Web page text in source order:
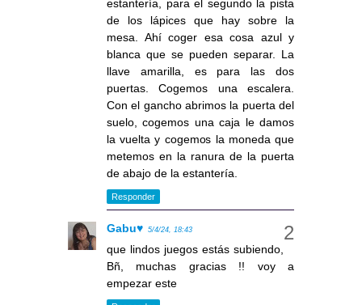
estantería, para el segundo la pista
de los lápices que hay sobre la
mesa. Ahí coger esa cosa azul y
blanca que se pueden separar. La
llave amarilla, es para las dos
puertas. Cogemos una escalera.
Con el gancho abrimos la puerta del
suelo, cogemos una caja le damos
la vuelta y cogemos la moneda que
metemos en la ranura de la puerta
de abajo de la estantería.
Responder
Gabu♥ 5/4/24, 18:43
que lindos juegos estás subiendo,
Bñ, muchas gracias !! voy a
empezar este